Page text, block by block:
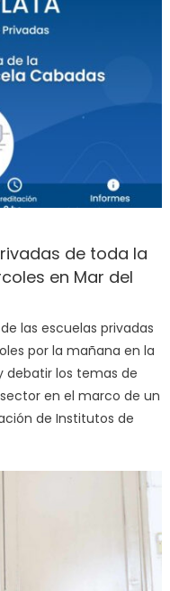
de toda la
en Mar del
las escuelas privadas
por la mañana en la
debatir los temas de
en el marco de un
de Institutos de